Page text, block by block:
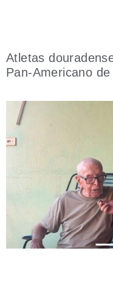
Atletas
Pan-Americano